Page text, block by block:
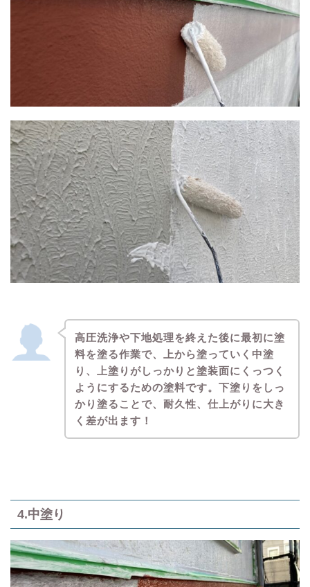
高圧洗浄や下地処理を終えた後に最初に塗
料を塗る作業で、上から塗っていく中塗
り、上塗りがしっかりと塗装面にくっつく
ようにするための塗料です。下塗りをしっ
かり塗ることで、耐久性、仕上がりに大き
く差が出ます！
4.中塗り